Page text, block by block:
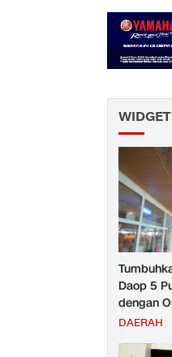
Daop 5
dengan
Merah
DAERAH